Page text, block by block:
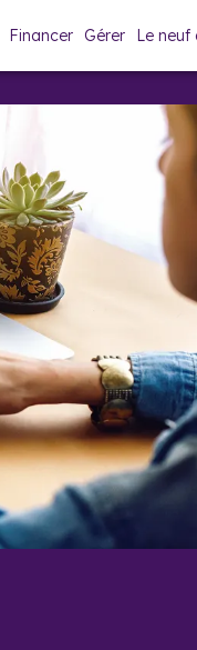
Financer Gérer Le neuf